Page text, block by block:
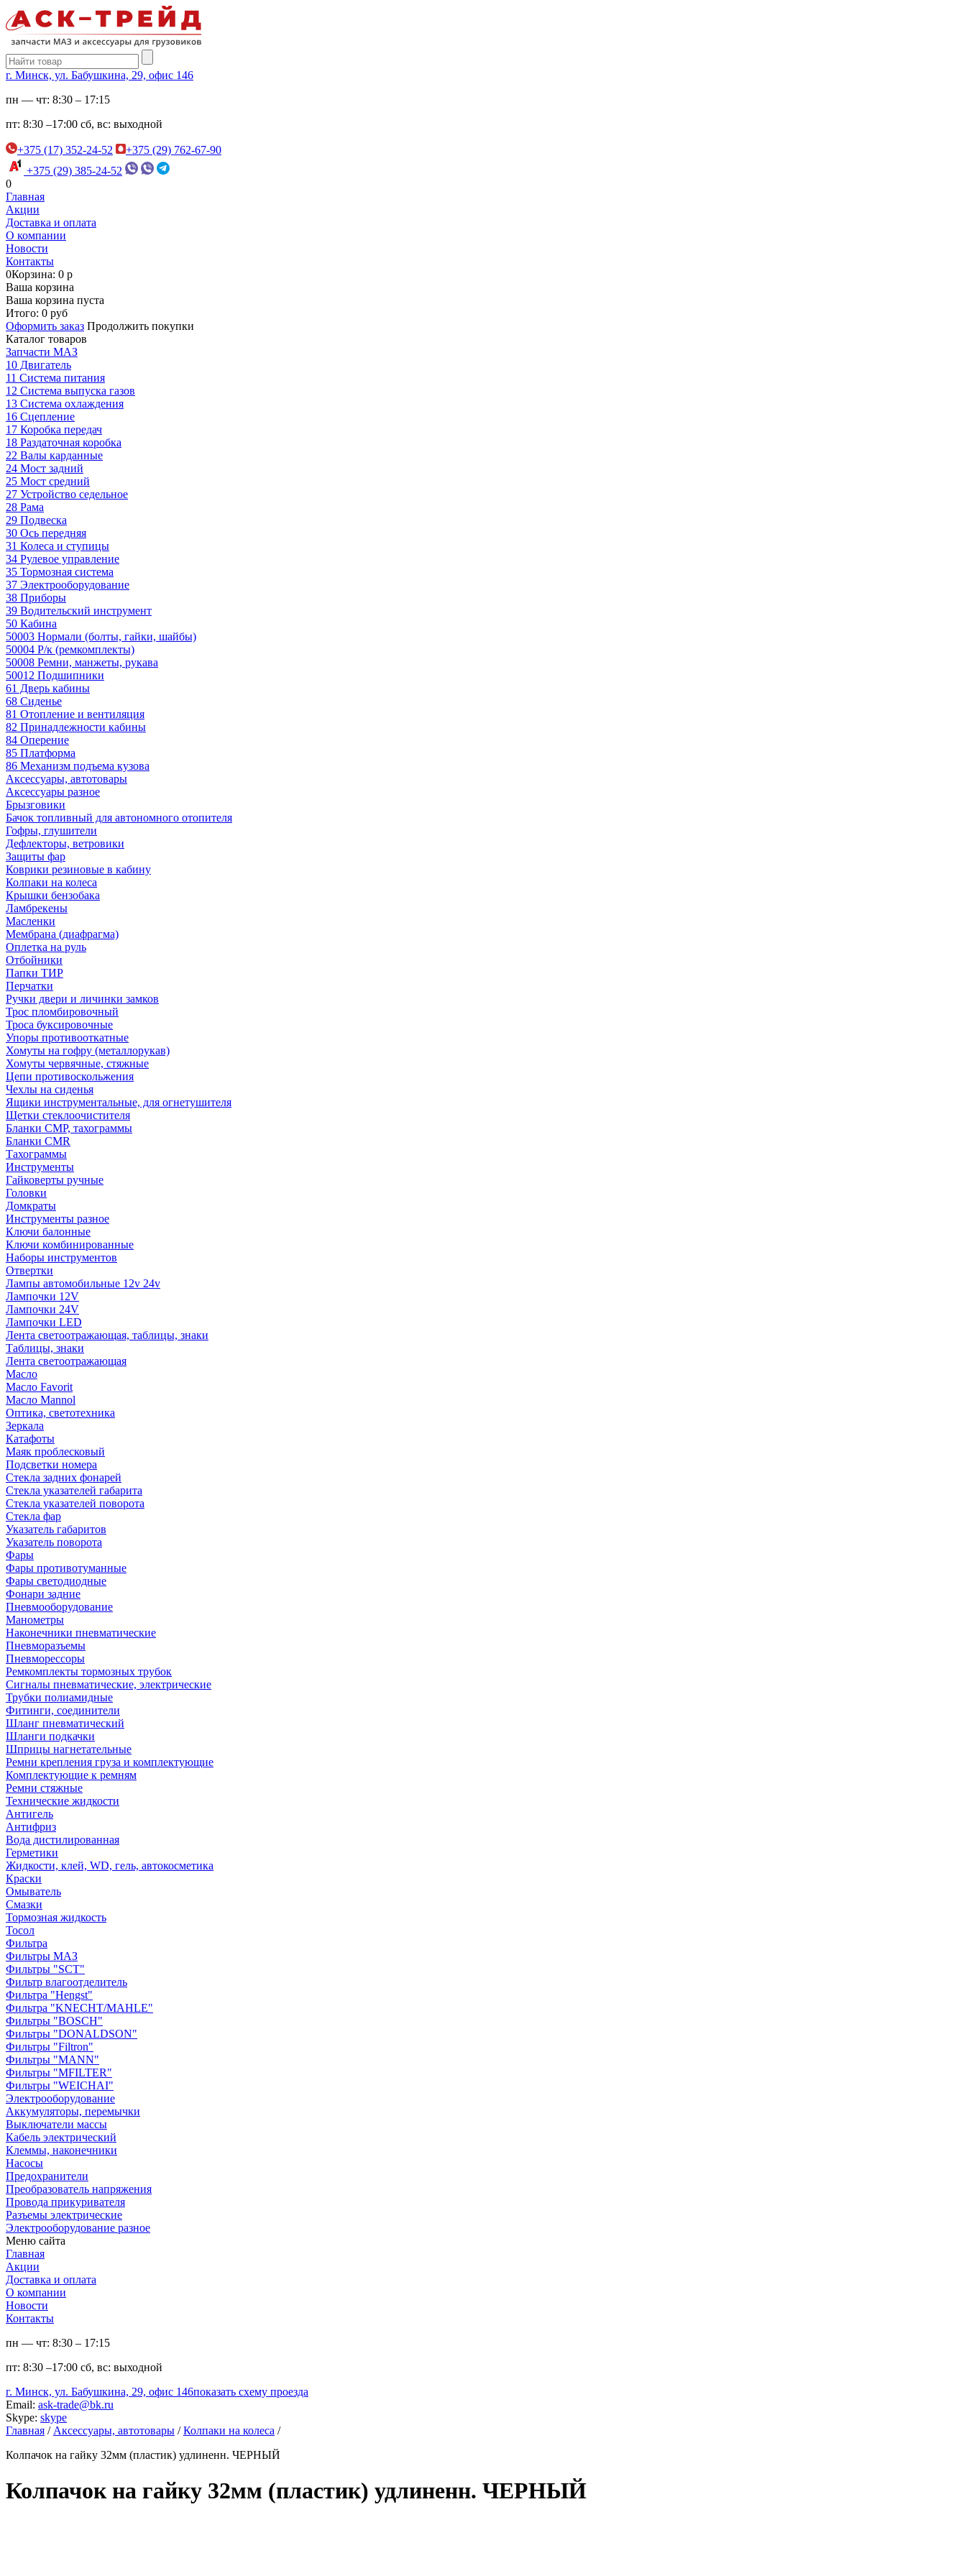
г. Минск, ул. Бабушкина, 29, офис 146
пн — чт: 8:30 – 17:15
пт: 8:30 –17:00 сб, вс: выходной
+375 (17) 352-24-52
+375 (29) 762-67-90
+375 (29) 385-24-52
0
Главная
Акции
Доставка и оплата
О компании
Новости
Контакты
0Корзина: 0 р
Ваша корзина
Ваша корзина пуста
Итого: 0 руб
Оформить заказ Продолжить покупки
Каталог товаров
Запчасти МАЗ
10 Двигатель
11 Система питания
12 Система выпуска газов
13 Система охлаждения
16 Сцепление
17 Коробка передач
18 Раздаточная коробка
22 Валы карданные
24 Мост задний
25 Мост средний
27 Устройство седельное
28 Рама
29 Подвеска
30 Ось передняя
31 Колеса и ступицы
34 Рулевое управление
35 Тормозная система
37 Электрооборудование
38 Приборы
39 Водительский инструмент
50 Кабина
50003 Нормали (болты, гайки, шайбы)
50004 Р/к (ремкомплекты)
50008 Ремни, манжеты, рукава
50012 Подшипники
61 Дверь кабины
68 Сиденье
81 Отопление и вентиляция
82 Принадлежности кабины
84 Оперение
85 Платформа
86 Механизм подъема кузова
Аксессуары, автотовары
Аксессуары разное
Брызговики
Бачок топливный для автономного отопителя
Гофры, глушители
Дефлекторы, ветровики
Защиты фар
Коврики резиновые в кабину
Колпаки на колеса
Крышки бензобака
Ламбрекены
Масленки
Мембрана (диафрагма)
Оплетка на руль
Отбойники
Папки ТИР
Перчатки
Ручки двери и личинки замков
Трос пломбировочный
Троса буксировочные
Упоры противооткатные
Хомуты на гофру (металлорукав)
Хомуты червячные, стяжные
Цепи противоскольжения
Чехлы на сиденья
Ящики инструментальные, для огнетушителя
Щетки стеклоочистителя
Бланки СМР, тахограммы
Бланки CMR
Тахограммы
Инструменты
Гайковерты ручные
Головки
Домкраты
Инструменты разное
Ключи балонные
Ключи комбинированные
Наборы инструментов
Отвертки
Лампы автомобильные 12v 24v
Лампочки 12V
Лампочки 24V
Лампочки LED
Лента светоотражающая, таблицы, знаки
Таблицы, знаки
Лента светоотражающая
Масло
Масло Favorit
Масло Mannol
Оптика, светотехника
Зеркала
Катафоты
Маяк проблесковый
Подсветки номера
Стекла задних фонарей
Стекла указателей габарита
Стекла указателей поворота
Стекла фар
Указатель габаритов
Указатель поворота
Фары
Фары противотуманные
Фары светодиодные
Фонари задние
Пневмооборудование
Манометры
Наконечники пневматические
Пневморазъемы
Пневморессоры
Ремкомплекты тормозных трубок
Сигналы пневматические, электрические
Трубки полиамидные
Фитинги, соединители
Шланг пневматический
Шланги подкачки
Шприцы нагнетательные
Ремни крепления груза и комплектующие
Комплектующие к ремням
Ремни стяжные
Технические жидкости
Антигель
Антифриз
Вода дистилированная
Герметики
Жидкости, клей, WD, гель, автокосметика
Краски
Омыватель
Смазки
Тормозная жидкость
Тосол
Фильтра
Фильтры МАЗ
Фильтры "SCT"
Фильтр влагоотделитель
Фильтра "Hengst"
Фильтра "KNECHT/MAHLE"
Фильтры "BOSCH"
Фильтры "DONALDSON"
Фильтры "Filtron"
Фильтры "MANN"
Фильтры "MFILTER"
Фильтры "WEICHAI"
Электрооборудование
Аккумуляторы, перемычки
Выключатели массы
Кабель электрический
Клеммы, наконечники
Насосы
Предохранители
Преобразователь напряжения
Провода прикуривателя
Разъемы электрические
Электрооборудование разное
Меню сайта
Главная
Акции
Доставка и оплата
О компании
Новости
Контакты
пн — чт: 8:30 – 17:15
пт: 8:30 –17:00 сб, вс: выходной
г. Минск, ул. Бабушкина, 29, офис 146показать схему проезда
Email: ask-trade@bk.ru
Skype: skype
Главная / Аксессуары, автотовары / Колпаки на колеса /
Колпачок на гайку 32мм (пластик) удлиненн. ЧЕРНЫЙ
Колпачок на гайку 32мм (пластик) удлиненн. ЧЕРНЫЙ